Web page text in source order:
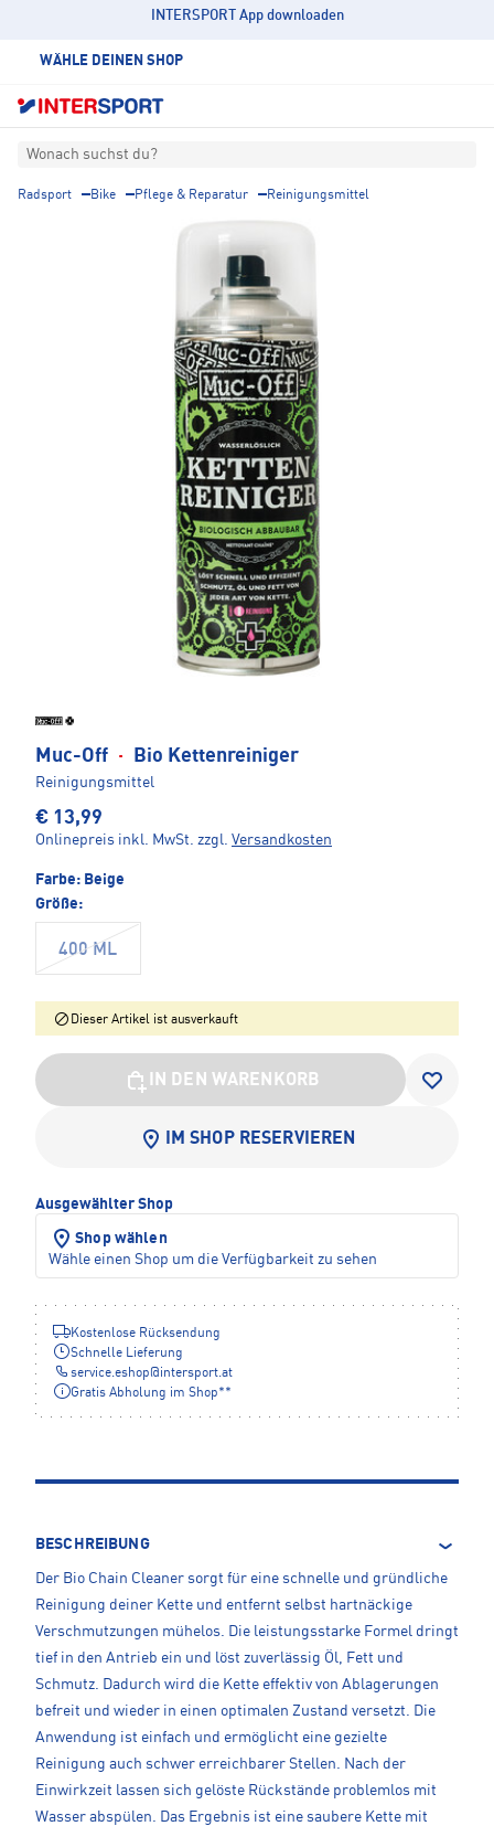
INTERSPORT App downloaden
WÄHLE DEINEN SHOP
Wonach suchst du?
Radsport Bike Pflege & Reparatur Reinigungsmittel
Muc-Off · Bio Kettenreiniger
Reinigungsmittel
€ 13,99
Onlinepreis inkl. MwSt. zzgl. Versandkosten
Farbe: Beige
Größe:
400 ML
Dieser Artikel ist ausverkauft
IN DEN WARENKORB
IM SHOP RESERVIEREN
Ausgewählter Shop
Shop wählen
Wähle einen Shop um die Verfügbarkeit zu sehen
Kostenlose Rücksendung
Schnelle Lieferung
service.eshop@intersport.at
Gratis Abholung im Shop**
BESCHREIBUNG
Der Bio Chain Cleaner sorgt für eine schnelle und gründliche
Reinigung deiner Kette und entfernt selbst hartnäckige
Verschmutzungen mühelos. Die leistungsstarke Formel dringt
tief in den Antrieb ein und löst zuverlässig Öl, Fett und
Schmutz. Dadurch wird die Kette effektiv von Ablagerungen
befreit und wieder in einen optimalen Zustand versetzt. Die
Anwendung ist einfach und ermöglicht eine gezielte
Reinigung auch schwer erreichbarer Stellen. Nach der
Einwirkzeit lassen sich gelöste Rückstände problemlos mit
Wasser abspülen. Das Ergebnis ist eine saubere Kette mit